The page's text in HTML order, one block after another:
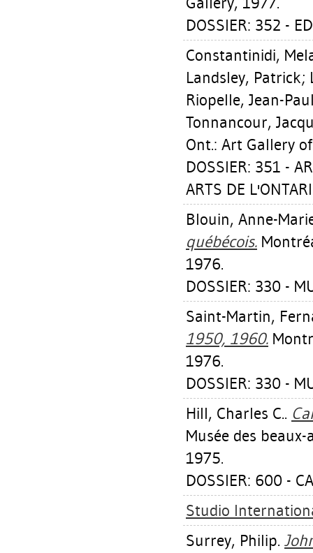
DOSSIER: 352 -
Constantinidi,
Landsley, Patrick;
Riopelle, Jean-
Tonnancour,
Ont.: Art Gallery
DOSSIER: 351 -
ARTS DE
Blouin, Anne-
québécois.
1976.
DOSSIER: 330 -
Saint-Martin,
1950, 1960.
1976.
DOSSIER: 330 -
Hill, Charles C..
Musée des
1975.
DOSSIER: 600 -
Studio
Surrey, Philip.